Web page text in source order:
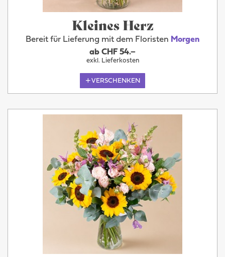
Kleines Herz
Bereit für Lieferung mit dem Floristen Morgen
ab CHF 54.–
exkl. Lieferkosten
VERSCHENKEN